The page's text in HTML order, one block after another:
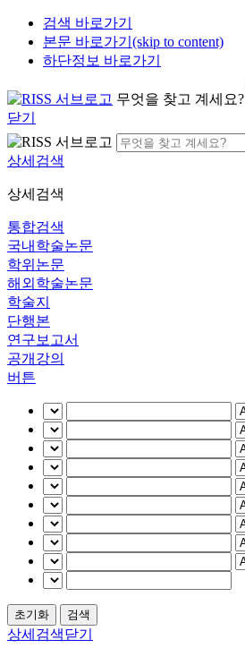
검색 바로가기
본문 바로가기(skip to content)
하단정보 바로가기
무엇을 찾고 계세요?
닫기
상세검색
상세검색
통합검색
국내학술논문
학위논문
해외학술논문
학술지
단행본
연구보고서
공개강의
버튼
상세검색닫기